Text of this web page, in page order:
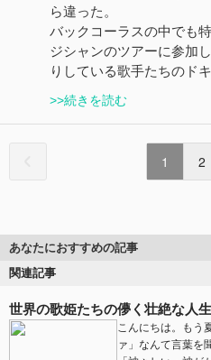
ら違った。
バックコーラスの中でも
ジシャンのツアーに参加
りしている歌手たちのド
>>続きを読む
1 2
あなたにおすすめの記事
関連記事
世界の歌姫たちの儚く壮絶な人
こんにちは。もう
ァ」なんて言葉を